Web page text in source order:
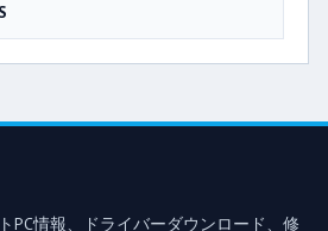
PC情報、ドライバーダウンロード、修